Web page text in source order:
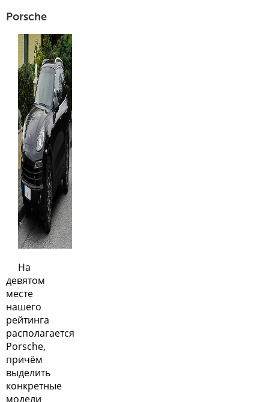
Porsche
На
девятом
месте
нашего
рейтинга
располагается
Porsche,
причём
выделить
конкретные
модели